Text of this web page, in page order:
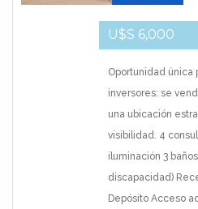
U$S 6,000
Oportunidad única
inversores: se
una ubicación
visibilidad. 4
iluminación 3
discapacidad)
Depósito Acceso